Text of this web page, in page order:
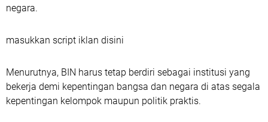
negara.
masukkan script iklan disini
Menurutnya, BIN harus tetap berdiri sebagai institusi yang
bekerja demi kepentingan bangsa dan negara di atas segala
kepentingan kelompok maupun politik praktis.